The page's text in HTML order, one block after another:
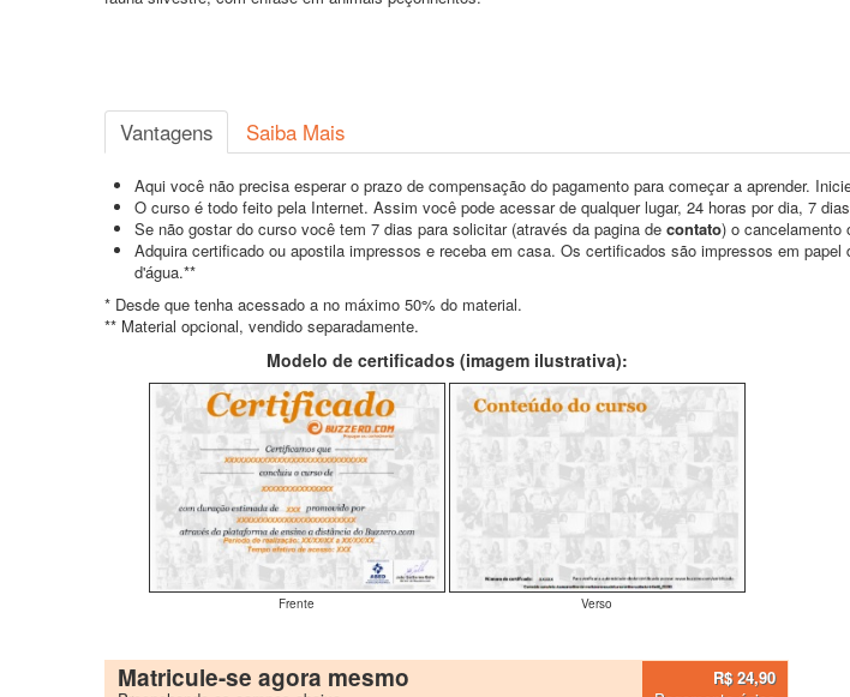
Vantagens Saiba Mais
Aqui você não precisa esperar o prazo de compensação do pagamento para começar a aprender.
O curso é todo feito pela Internet. Assim você pode acessar de qualquer lugar, 24 horas por dia, 7
Se não gostar do curso você tem 7 dias para solicitar (através da pagina de contato) o cancelamento
Adquira certificado ou apostila impressos e receba em casa. Os certificados são impressos em papel
d'água.**
* Desde que tenha acessado a no máximo 50% do material.
** Material opcional, vendido separadamente.
Modelo de certificados (imagem ilustrativa):
Frente Verso
Matricule-se agora mesmo
R$ 24,90